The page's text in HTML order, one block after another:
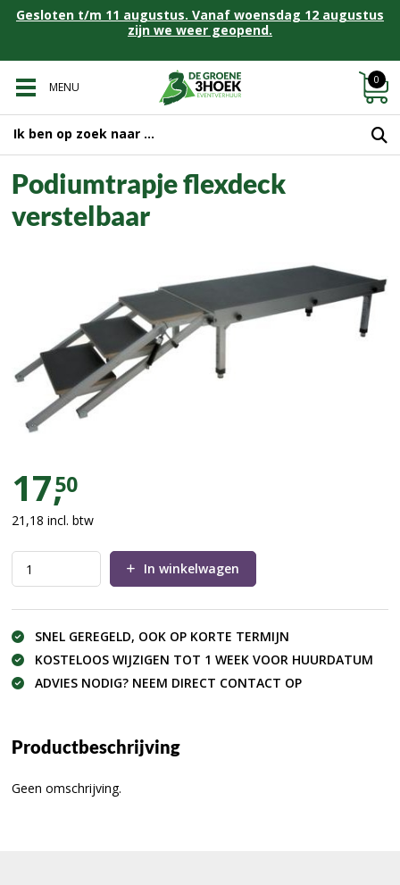
Gesloten t/m 11 augustus. Vanaf woensdag 12 augustus
zijn we weer geopend.
MENU
0
Podiumtrapje flexdeck
verstelbaar
Podiumtrapje flexdeck
17,50
21,18 incl. btw
In winkelwagen
SNEL GEREGELD, OOK OP KORTE TERMIJN
KOSTELOOS WIJZIGEN TOT 1 WEEK VOOR HUURDATUM
ADVIES NODIG? NEEM DIRECT CONTACT OP
Productbeschrijving
Geen omschrijving.